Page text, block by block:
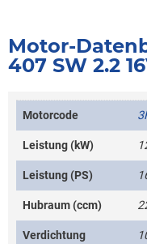
Motor-
407 SW 2.2
Motorcode
Leistung (kW)
Leistung (PS)
Hubraum (ccm)
Verdichtung